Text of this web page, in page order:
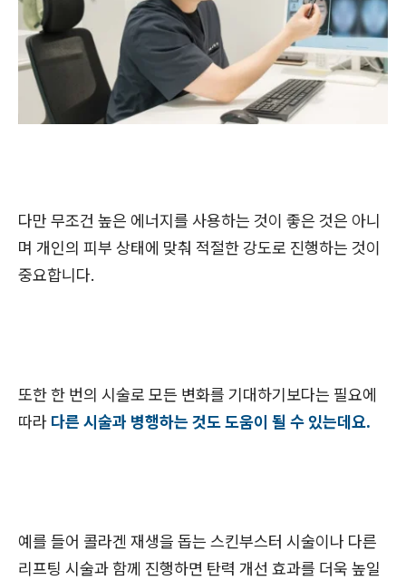
다만 무조건 높은 에너지를 사용하는 것이 좋은 것은 아니
며 개인의 피부 상태에 맞춰 적절한 강도로 진행하는 것이
중요합니다.
또한 한 번의 시술로 모든 변화를 기대하기보다는 필요에
따라 다른 시술과 병행하는 것도 도움이 될 수 있는데요.
예를 들어 콜라겐 재생을 돕는 스킨부스터 시술이나 다른
리프팅 시술과 함께 진행하면 탄력 개선 효과를 더욱 높일